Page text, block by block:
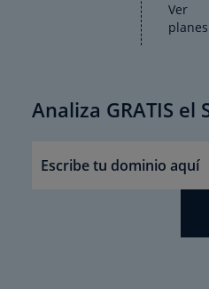
Ver
planes
Analiza GRATIS el